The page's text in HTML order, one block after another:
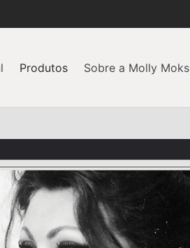
Produtos Sobre a Molly Moks